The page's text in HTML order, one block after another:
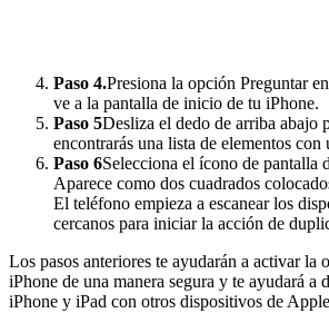
Paso 4.Presiona la opción Preguntar
ve a la pantalla de inicio de tu iPhone.
Paso 5Desliza el dedo de arriba abajo
encontrarás una lista de elementos con
Paso 6Selecciona el ícono de pantalla
Aparece como dos cuadrados
El teléfono empieza a escanear los
cercanos para iniciar la acción de
Los pasos anteriores te ayudarán a activar la
iPhone de una manera segura y te ayudará a
iPhone y iPad con otros dispositivos de